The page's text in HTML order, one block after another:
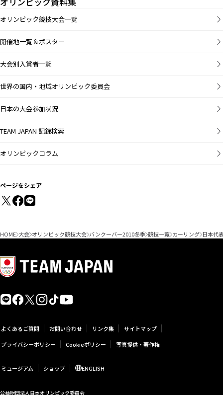
オリンピック競技大会一覧
開催地一覧＆ポスター
大会別入賞者一覧
世界の国内・地域オリンピック委員会
日本の大会参加状況
TEAM JAPAN 記録検索
オリンピックコラム
ページをシェア
HOME 大会 オリンピック競技大会 バンクーバー2010冬季 競技一覧 カーリング 日本代
よくあるご質問 お問い合わせ リンク集
サイトマップ
プライバシーポリシー
Cookieポリシー 写真提供・著作権
ミュージアム ショップ ENGLISH
公益財団法人日本オリンピック委員会